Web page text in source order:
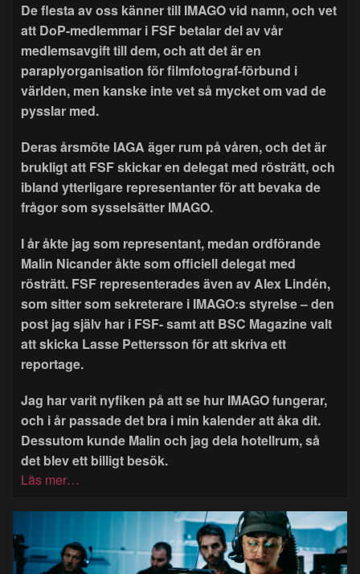
De flesta av oss känner till IMAGO vid namn, och vet
att DoP-medlemmar i FSF betalar del av vår
medlemsavgift till dem, och att det är en
paraplyorganisation för filmfotograf-förbund i
världen, men kanske inte vet så mycket om vad de
pysslar med.
Deras årsmöte IAGA äger rum på våren, och det är
brukligt att FSF skickar en delegat med rösträtt, och
ibland ytterligare representanter för att bevaka de
frågor som sysselsätter IMAGO.
I år åkte jag som representant, medan ordförande
Malin Nicander åkte som officiell delegat med
rösträtt. FSF representerades även av Alex Lindén,
som sitter som sekreterare i IMAGO:s styrelse – den
post jag själv har i FSF- samt att BSC Magazine valt
att skicka Lasse Pettersson för att skriva ett
reportage.
Jag har varit nyfiken på att se hur IMAGO fungerar,
och i år passade det bra i min kalender att åka dit.
Dessutom kunde Malin och jag dela hotellrum, så
det blev ett billigt besök.
Läs mer…